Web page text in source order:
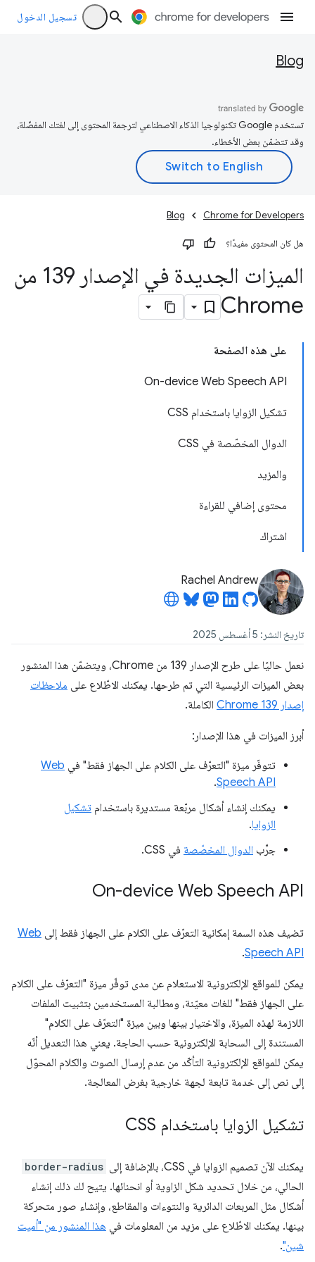
تسجيل الدخول
Blog
تستخدم Google تكنولوجيا الذكاء الاصطناعي لترجمة المحتوى إلى لغتك المفضّلة،
وقد تتضمّن بعض الأخطاء.
Chrome for Developers
Blog
هل كان المحتوى مفيدًا؟
الميزات الجديدة في الإصدار 139 من
Chrome
على هذه الصفحة
On-device Web Speech API
تشكيل الزوايا باستخدام CSS
الدوال المخصّصة في CSS
والمزيد
محتوى إضافي للقراءة
اشتراك
Rachel Andrew
تاريخ النشر: 5 أغسطس 2025
نعمل حاليًا على طرح الإصدار 139 من Chrome، ويتضمّن هذا المنشور
بعض الميزات الرئيسية التي تم طرحها. يمكنك الاطّلاع على ملاحظات
إصدار Chrome 139
الكاملة.
أبرز الميزات في هذا الإصدار:
تتوفّر ميزة "التعرّف على الكلام على الجهاز فقط" في Web
Speech API
.
يمكنك إنشاء أشكال مربّعة مستديرة باستخدام تشكيل
الزوايا.
جرِّب الدوال المخصّصة في CSS.
On-device Web Speech API
تضيف هذه السمة إمكانية التعرّف على الكلام على الجهاز فقط إلى Web
Speech API
.
يمكن للمواقع الإلكترونية الاستعلام عن مدى توفّر ميزة "التعرّف على الكلام
على الجهاز فقط" للغات معيّنة، ومطالبة المستخدمين بتثبيت الملفات
اللازمة لهذه الميزة، والاختيار بينها وبين ميزة "التعرّف على الكلام"
المستندة إلى السحابة الإلكترونية حسب الحاجة. يعني هذا التعديل أنّه
يمكن للمواقع الإلكترونية التأكّد من عدم إرسال الصوت والكلام المحوّل
إلى نص إلى خدمة تابعة لجهة خارجية بغرض المعالجة.
تشكيل الزوايا باستخدام CSS
يمكنك الآن تصميم الزوايا في CSS، بالإضافة إلى border-radius
الحالي، من خلال تحديد شكل الزاوية أو انحنائها. يتيح لك ذلك إنشاء
أشكال مثل المربعات الدائرية والنتوءات والمقاطع، وإنشاء صور متحركة
بينها. يمكنك الاطّلاع على مزيد من المعلومات في هذا المنشور من "أميت
شين".